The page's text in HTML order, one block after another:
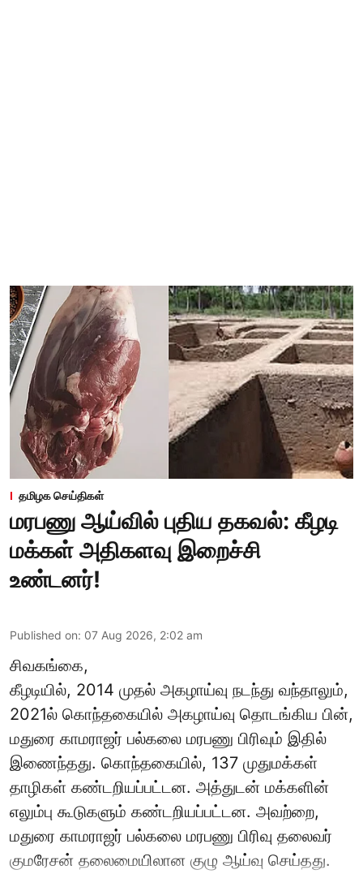
தமிழக செய்திகள்
மரபணு ஆய்வில் புதிய தகவல்: கீழடி
மக்கள் அதிகளவு இறைச்சி
உண்டனர்!
Published on: 07 Aug 2026, 2:02 am
சிவகங்கை,
கீழடியில், 2014 முதல் அகழாய்வு நடந்து வந்தாலும்,
2021ல் கொந்தகையில் அகழாய்வு தொடங்கிய பின்,
மதுரை காமராஜர் பல்கலை மரபணு பிரிவும் இதில்
இணைந்தது. கொந்தகையில், 137 முதுமக்கள்
தாழிகள் கண்டறியப்பட்டன. அத்துடன் மக்களின்
எலும்பு கூடுகளும் கண்டறியப்பட்டன. அவற்றை,
மதுரை காமராஜர் பல்கலை மரபணு பிரிவு தலைவர்
குமரேசன் தலைமையிலான குழு ஆய்வு செய்தது.